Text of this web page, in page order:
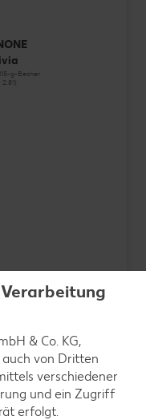
g-Becher
& Co. KG,
von Dritten
verschiedener
und ein Zugriff
erfolgt.